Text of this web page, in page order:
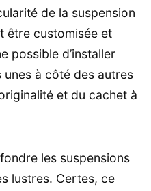
de la suspension
être customisée et
possible d’installer
unes à côté des autres
et du cachet à
les suspensions
lustres. Certes, ce